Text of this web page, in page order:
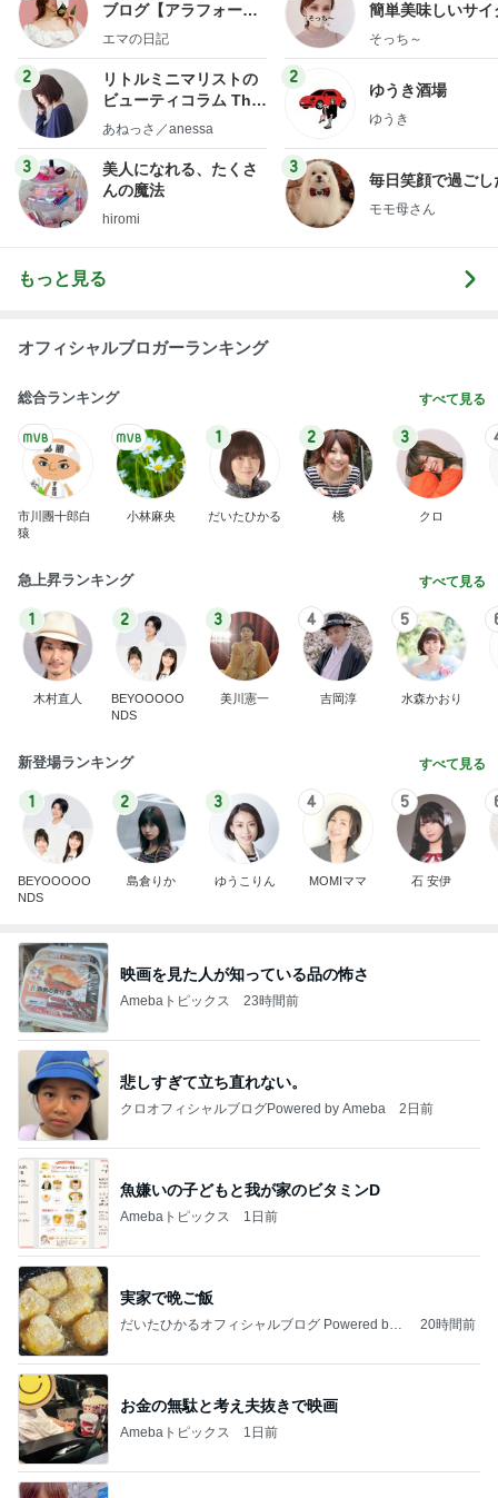
ブログ【アラフォー会
社売却セカンドライ
エマの日記
2
リトルミニマリストの
ビューティコラム The
little minimalist's bea
あねっさ／anessa
3
美人になれる、たくさ
んの魔法
hiromi
簡単美味しいサイ
献立
そっち～
2
ゆうき酒場
ゆうき
3
毎日笑顔で過ごし
モモ母さん
もっと見る
オフィシャルブロガーランキング
総合ランキング すべて見る
市川團十郎白
猿
小林麻央
1
だいたひかる
2
桃
3
クロ
急上昇ランキング すべて見る
1
木村直人
2
BEYOOOOO
NDS
3
美川憲一
4
吉岡淳
5
水森かおり
新登場ランキング すべて見る
1
BEYOOOOO
NDS
2
島倉りか
3
ゆうこりん
4
MOMIママ
5
石 安伊
映画を見た人が知っている品の怖さ
Amebaトピックス 23時間前
悲しすぎて立ち直れない。
クロオフィシャルブログPowered by Ameba 2日前
魚嫌いの子どもと我が家のビタミンD
Amebaトピックス 1日前
実家で晩ご飯
だいたひかるオフィシャルブログ Powered by
20時間前
お金の無駄と考え夫抜きで映画
Amebaトピックス 1日前